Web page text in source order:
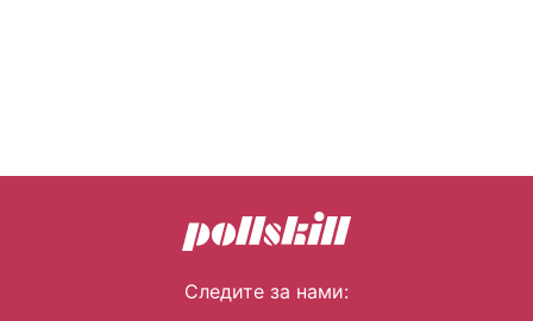
Следите за нами: